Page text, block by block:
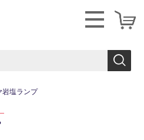
岩塩ランプ